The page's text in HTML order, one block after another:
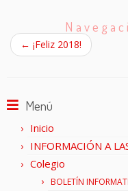
← ¡Feliz 2018!
Menú
Inicio
INFORMACIÓN A
Colegio
BOLETÍN